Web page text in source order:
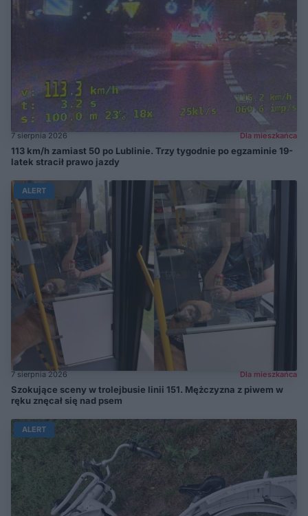
7 sierpnia 2026 Dla mieszkańca
113 km/h zamiast 50 po Lublinie. Trzy tygodnie po egzaminie 19-
latek stracił prawo jazdy
ALERT
7 sierpnia 2026 Dla mieszkańca
Szokujące sceny w trolejbusie linii 151. Mężczyzna z piwem w
ręku znęcał się nad psem
ALERT